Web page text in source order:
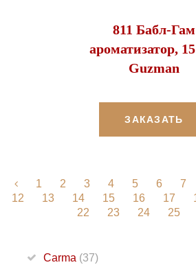
811 Бабл-Гам
ароматизатор,
Guzman
ЗАКАЗАТЬ
1 2 3 4 5 6 7
12
13 14 15 16 17
22
23 24 25
Carma (37)